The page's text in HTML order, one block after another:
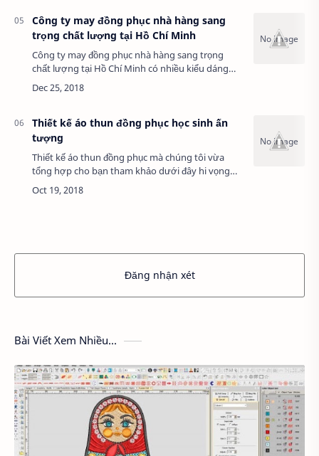
Công ty may đồng phục nhà hàng sang
trọng chất lượng tại Hồ Chí Minh
Công ty may đồng phục nhà hàng sang trọng
chất lượng tại Hồ Chí Minh có nhiều kiểu dáng
hiện đại, sang trọng, Chúng tôi thường xuyên
cung cấp đồng phục nhà hàng, Quý khách hàng
Thiết kế áo thun đồng phục học sinh ấn
tượng
Thiết kế áo thun đồng phục mà chúng tôi vừa
tổng hợp cho bạn tham khảo dưới đây hi vọng
bạn sẽ lựa chọn được cho mình mẫu áo thun
đồng phục ấn tượng nhất. Ngoài ra, nếu như bạn
Đăng nhận xét
Bài Viết Xem Nhiều...